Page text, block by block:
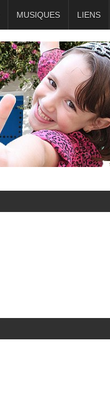
MUSIQUES LIENS